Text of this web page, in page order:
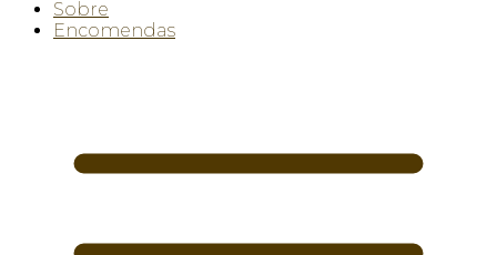
Sobre
Encomendas